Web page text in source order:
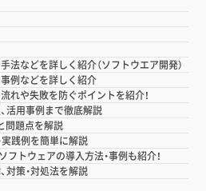
法などを詳しく紹介（ソフトウエア開発）
例などを詳しく紹介
れや失敗を防ぐポイントを紹介！
活用事例まで徹底解説
問題点を解説
実践例を簡単に解説
トウェアの導入方法・事例も紹介！
対策・対処法を解説